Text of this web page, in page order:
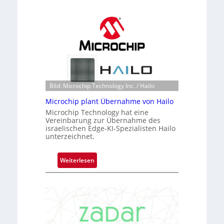
s
t
n
e
ü
b
e
r
i
m
m
a
r
Bild: Microchip Technology Inc. / Hailo
Microchip plant Übernahme von Hailo
Microchip Technology hat eine
Vereinbarung zur Übernahme des
israelischen Edge-KI-Spezialisten Hailo
unterzeichnet.
Weiterlesen
M
o